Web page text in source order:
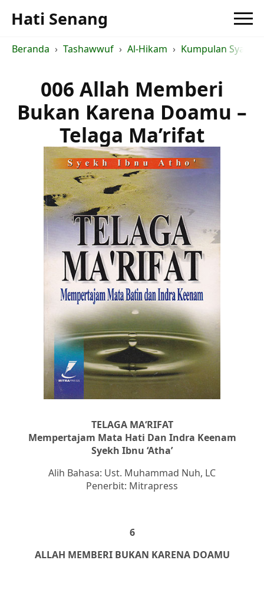
Hati Senang
Beranda Tashawwuf Al-Hikam Kumpulan Syarah
006 Allah Memberi
Bukan Karena Doamu –
Telaga Ma’rifat
TELAGA MA‘RIFAT
Mempertajam Mata Hati Dan Indra Keenam
Syekh Ibnu ‘Atha’
Alih Bahasa: Ust. Muhammad Nuh, LC
Penerbit: Mitrapress
6
ALLAH MEMBERI BUKAN KARENA DOAMU